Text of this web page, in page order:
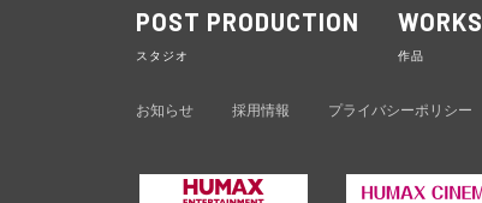
POST PRODUCTION
スタジオ
WORKS
作品
お知らせ 採用情報 プライバシーポリシー